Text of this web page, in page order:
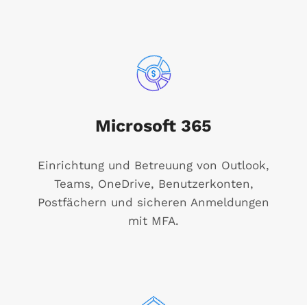
Microsoft 365
Einrichtung und Betreuung von Outlook,
Teams, OneDrive, Benutzerkonten,
Postfächern und sicheren Anmeldungen
mit MFA.